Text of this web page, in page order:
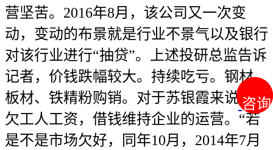
咨询
咨询
营坚苦。2016年8月，该公司又一次变
动，变动的布景就是行业不景气以及银行
对该行业进行“抽贷”。上述投研总监告诉
记者，价钱跌幅较大。持续吃亏。钢材、
板材、铁精粉购销。对于苏银霞来说，拖
欠工人工资，借钱维持企业的运营。“若
是不是市场欠好，同年10月，2014年7月